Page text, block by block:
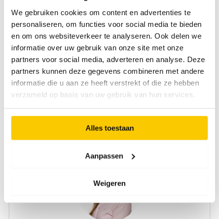
We gebruiken cookies om content en advertenties te
personaliseren, om functies voor social media te bieden
en om ons websiteverkeer te analyseren. Ook delen we
informatie over uw gebruik van onze site met onze
partners voor social media, adverteren en analyse. Deze
partners kunnen deze gegevens combineren met andere
informatie die u aan ze heeft verstrekt of die ze hebben
verzameld op basis van uw gebruik van hun services.
Alles toestaan
Aanpassen
Weigeren
Geïnteresseerd na het lezen van deze vacature?
Voor vragen kun je contact opnemen met Fleur Huurman,
via 06-44022762 offleurhuurman@vandorp.eu.
Acquisitie naar aanleiding van deze vacature wordt niet op
prijs gesteld, al vertrouwen we uiteraard op ieders goede
bedoelingen.
Een referentiecheck kan onderdeel uitmaken van de
selectieprocedure.
Direct solliciteren